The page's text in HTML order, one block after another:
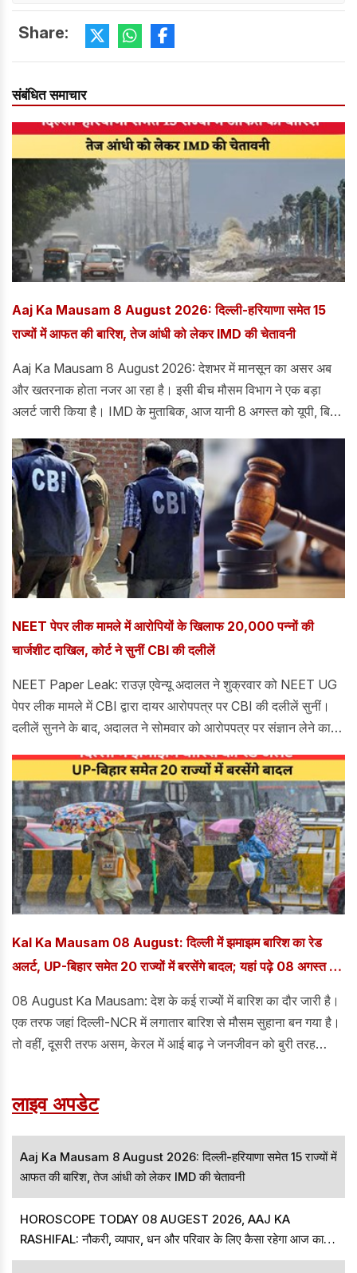
Share:
संबंधित समाचार
Aaj Ka Mausam 8 August 2026: दिल्ली-हरियाणा समेत 15
राज्यों में आफत की बारिश, तेज आंधी को लेकर IMD की चेतावनी
Aaj Ka Mausam 8 August 2026: देशभर में मानसून का असर अब
और खतरनाक होता नजर आ रहा है। इसी बीच मौसम विभाग ने एक बड़ा
अलर्ट जारी किया है। IMD के मुताबिक, आज यानी 8 अगस्त को यूपी, बिहार
है। कई इलाकों में 60 किलोमीटर प्रति घंटे तक की रफ्तार से हवाएं चल
सकती हैं, जबकि कुछ राज्यों में ओलावृष्टि की भी चेतावनी दी गई है। तेज
आंधी के चलते पेड़ और बिजली के खंभे गिरने का खतरा बना हुआ है, वहीं
मूसलाधार बारिश से निचले इलाकों में जलभराव और किसानों की फसलों को
नुकसान की आशंका है। ऐसे में मौसम विभाग ने लोगों को सतर्क रहने और
खराब मौसम के दौरान सुरक्षित स्थानों पर रहने की सलाह दी है।
NEET पेपर लीक मामले में आरोपियों के खिलाफ 20,000 पन्नों की
चार्जशीट दाखिल, कोर्ट ने सुनीं CBI की दलीलें
NEET Paper Leak: राउज़ एवेन्यू अदालत ने शुक्रवार को NEET UG
पेपर लीक मामले में CBI द्वारा दायर आरोपपत्र पर CBI की दलीलें सुनीं।
दलीलें सुनने के बाद, अदालत ने सोमवार को आरोपपत्र पर संज्ञान लेने का
खिलाफ लगभग 20,000 पृष्ठों का आरोपपत्र दायर किया है।
Kal Ka Mausam 08 August: दिल्ली में झमाझम बारिश का रेड
अलर्ट, UP-बिहार समेत 20 राज्यों में बरसेंगे बादल; यहां पढ़े 08 अगस्त का
08 August Ka Mausam: देश के कई राज्यों में बारिश का दौर जारी है।
एक तरफ जहां दिल्ली-NCR में लगातार बारिश से मौसम सुहाना बन गया है।
तो वहीं, दूसरी तरफ असम, केरल में आई बाढ़ ने जनजीवन को बुरी तरह
लाइव अपडेट
Aaj Ka Mausam 8 August 2026: दिल्ली-हरियाणा समेत 15 राज्यों में
आफत की बारिश, तेज आंधी को लेकर IMD की चेतावनी
HOROSCOPE TODAY 08 AUGEST 2026, AAJ KA
RASHIFAL: नौकरी, व्यापार, धन और परिवार के लिए कैसा रहेगा आज का
दिन, जानें अपनी राशि